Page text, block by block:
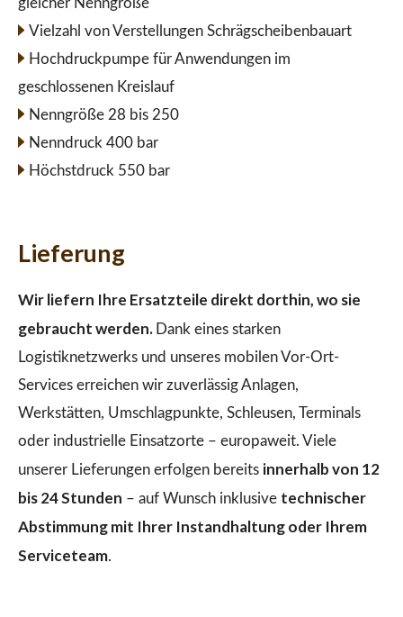
gleicher Nenngröße
Vielzahl von Verstellungen Schrägscheibenbauart
Hochdruckpumpe für Anwendungen im
geschlossenen Kreislauf
Nenngröße 28 bis 250
Nenndruck 400 bar
Höchstdruck 550 bar
Lieferung
Wir liefern Ihre Ersatzteile direkt dorthin, wo sie
gebraucht werden. Dank eines starken
Logistiknetzwerks und unseres mobilen Vor-Ort-
Services erreichen wir zuverlässig Anlagen,
Werkstätten, Umschlagpunkte, Schleusen, Terminals
oder industrielle Einsatzorte – europaweit. Viele
unserer Lieferungen erfolgen bereits innerhalb von 12
bis 24 Stunden – auf Wunsch inklusive technischer
Abstimmung mit Ihrer Instandhaltung oder Ihrem
Serviceteam.